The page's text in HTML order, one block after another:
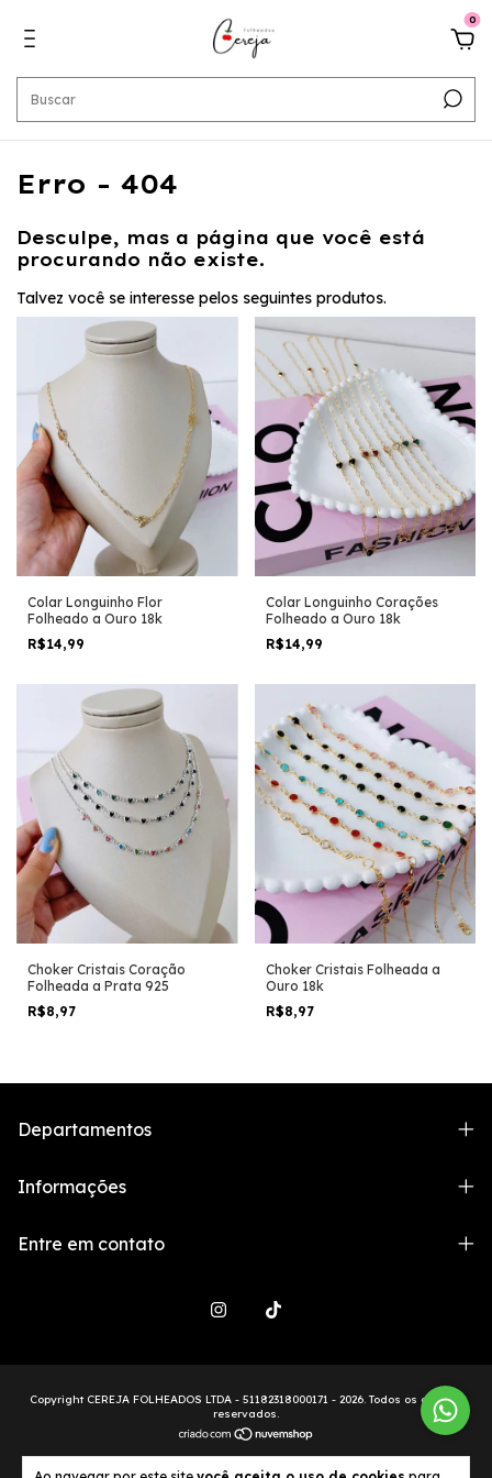
0
Erro - 404
Desculpe, mas a página que você está
procurando não existe.
Talvez você se interesse pelos seguintes produtos.
Colar Longuinho Flor
Folheado a Ouro 18k
R$14,99
Colar Longuinho Corações
Folheado a Ouro 18k
R$14,99
Choker Cristais Coração
Folheada a Prata 925
R$8,97
Choker Cristais Folheada a
Ouro 18k
R$8,97
Departamentos
Informações
Entre em contato
Copyright CEREJA FOLHEADOS LTDA - 51182318000171 - 2026. Todos os direitos
reservados.